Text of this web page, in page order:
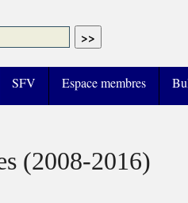
SFV Espace membres
(2008-2016)